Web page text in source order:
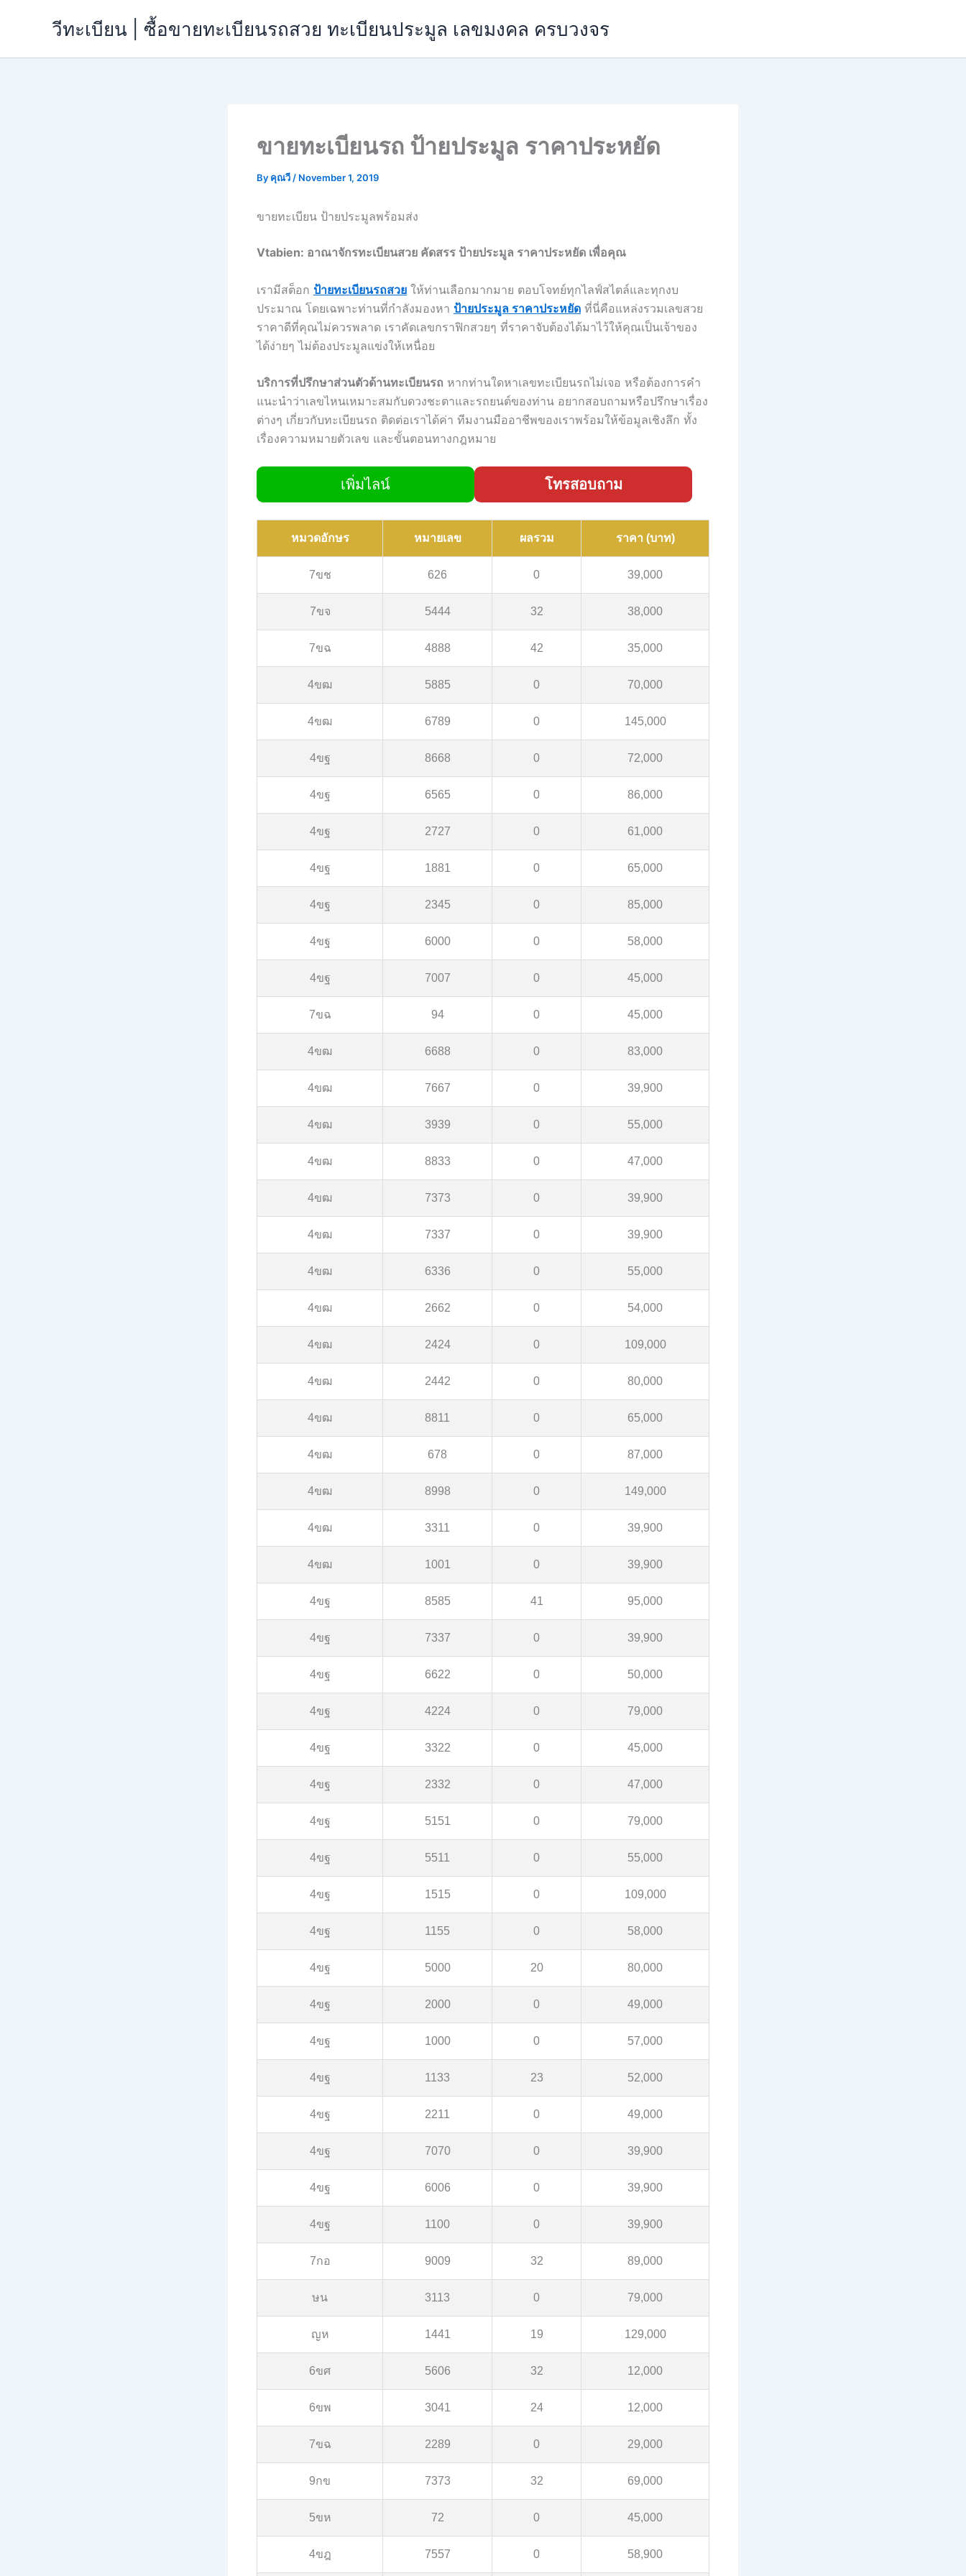
วีทะเบียน | ซื้อขายทะเบียนรถสวย ทะเบียนประมูล เลขมงคล ครบวงจร
ขายทะเบียนรถ ป้ายประมูล ราคาประหยัด
By คุณวี / November 1, 2019
ขายทะเบียน ป้ายประมูลพร้อมส่ง
Vtabien: อาณาจักรทะเบียนสวย คัดสรร ป้ายประมูล ราคาประหยัด เพื่อคุณ
เรามีสต็อก ป้ายทะเบียนรถสวย ให้ท่านเลือกมากมาย ตอบโจทย์ทุกไลฟ์สไตล์และทุกงบ
ประมาณ โดยเฉพาะท่านที่กำลังมองหา ป้ายประมูล ราคาประหยัด ที่นี่คือแหล่งรวมเลขสวย
ราคาดีที่คุณไม่ควรพลาด เราคัดเลขกราฟิกสวยๆ ที่ราคาจับต้องได้มาไว้ให้คุณเป็นเจ้าของ
ได้ง่ายๆ ไม่ต้องประมูลแข่งให้เหนื่อย
บริการที่ปรึกษาส่วนตัวด้านทะเบียนรถ หากท่านใดหาเลขทะเบียนรถไม่เจอ หรือต้องการคำ
แนะนำว่าเลขไหนเหมาะสมกับดวงชะตาและรถยนต์ของท่าน อยากสอบถามหรือปรึกษาเรื่อง
ต่างๆ เกี่ยวกับทะเบียนรถ ติดต่อเราได้ค่า ทีมงานมืออาชีพของเราพร้อมให้ข้อมูลเชิงลึก ทั้ง
เรื่องความหมายตัวเลข และขั้นตอนทางกฎหมาย
เพิ่มไลน์ โทรสอบถาม
หมวดอักษร หมายเลข ผลรวม ราคา (บาท)
7ขช 626 0 39,000
7ขจ 5444 32 38,000
7ขฉ 4888 42 35,000
4ขฒ 5885 0 70,000
4ขฒ 6789 0 145,000
4ขฐ 8668 0 72,000
4ขฐ 6565 0 86,000
4ขฐ 2727 0 61,000
4ขฐ 1881 0 65,000
4ขฐ 2345 0 85,000
4ขฐ 6000 0 58,000
4ขฐ 7007 0 45,000
7ขฉ 94 0 45,000
4ขฒ 6688 0 83,000
4ขฒ 7667 0 39,900
4ขฒ 3939 0 55,000
4ขฒ 8833 0 47,000
4ขฒ 7373 0 39,900
4ขฒ 7337 0 39,900
4ขฒ 6336 0 55,000
4ขฒ 2662 0 54,000
4ขฒ 2424 0 109,000
4ขฒ 2442 0 80,000
4ขฒ 8811 0 65,000
4ขฒ 678 0 87,000
4ขฒ 8998 0 149,000
4ขฒ 3311 0 39,900
4ขฒ 1001 0 39,900
4ขฐ 8585 41 95,000
4ขฐ 7337 0 39,900
4ขฐ 6622 0 50,000
4ขฐ 4224 0 79,000
4ขฐ 3322 0 45,000
4ขฐ 2332 0 47,000
4ขฐ 5151 0 79,000
4ขฐ 5511 0 55,000
4ขฐ 1515 0 109,000
4ขฐ 1155 0 58,000
4ขฐ 5000 20 80,000
4ขฐ 2000 0 49,000
4ขฐ 1000 0 57,000
4ขฐ 1133 23 52,000
4ขฐ 2211 0 49,000
4ขฐ 7070 0 39,900
4ขฐ 6006 0 39,900
4ขฐ 1100 0 39,900
7กอ 9009 32 89,000
ษน 3113 0 79,000
ญห 1441 19 129,000
6ขศ 5606 32 12,000
6ขพ 3041 24 12,000
7ขฉ 2289 0 29,000
9กข 7373 32 69,000
5ขห 72 0 45,000
4ขฎ 7557 0 58,900